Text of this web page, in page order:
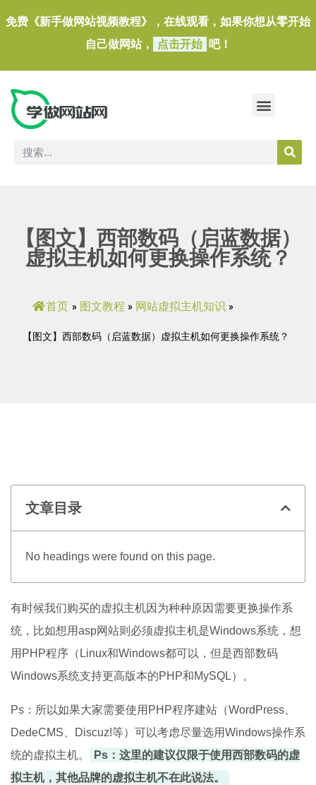
免费《新手做网站视频教程》，在线观看，如果你想从零开始
自己做网站，
点击开始 吧！
【图文】西部数码（启蓝数据）
虚拟主机如何更换操作系统？
首页 » 图文教程 » 网站虚拟主机知识 »
【图文】西部数码（启蓝数据）虚拟主机如何更换操作系统？
文章目录
No headings were found on this page.
有时候我们购买的虚拟主机因为种种原因需要更换操作系
统，比如想用asp网站则必须虚拟主机是Windows系统，想
用PHP程序（Linux和Windows都可以，但是西部数码
Windows系统支持更高版本的PHP和MySQL）。
Ps：所以如果大家需要使用PHP程序建站（WordPress、
DedeCMS、Discuz!等）可以考虑尽量选用Windows操作系
统的虚拟主机。
Ps：这里的建议仅限于使用西部数码的虚
拟主机，其他品牌的虚拟主机不在此说法。